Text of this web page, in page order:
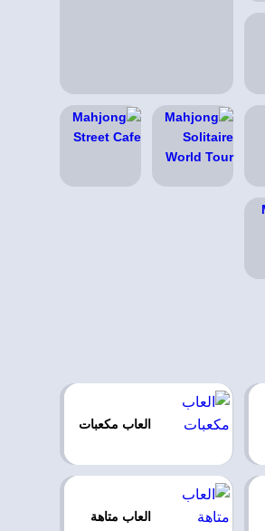
العاب مكعبات
العاب متاهة